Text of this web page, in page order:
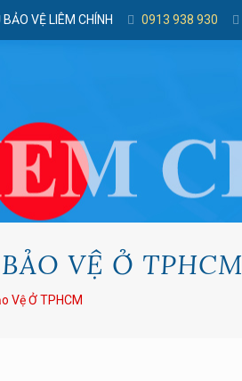
VỆ LIÊM CHÍNH 0913 938 930
VỆ Ở TPHCM
Vệ Ở TPHCM